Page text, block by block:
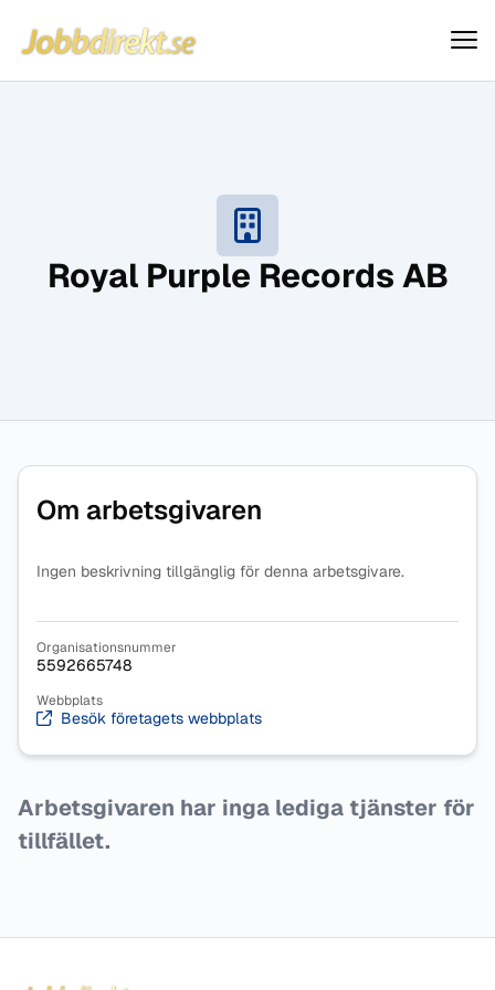
Hoppa till innehåll
Jobbdirekt
Royal Purple Records AB
Om arbetsgivaren
Ingen beskrivning tillgänglig för denna arbetsgivare.
Organisationsnummer
5592665748
Webbplats
Besök företagets webbplats
Arbetsgivaren har inga lediga tjänster för
tillfället.